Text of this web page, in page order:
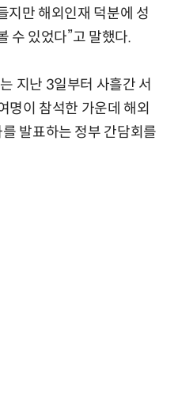
지만 해외인재 덕분에 성
수 있었다”고 말했다.
지난 3일부터 사흘간 서
명이 참석한 가운데 해외
발표하는 정부 간담회를